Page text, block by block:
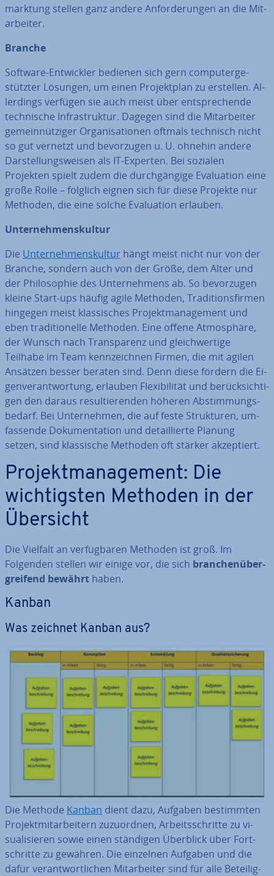
mark­tung stellen ganz andere An­for­de­run­gen an die Mit­
ar­bei­ter.
Branche
Software-Ent­wick­ler bedienen sich gern com­pu­ter­ge­
stütz­ter Lösungen, um einen Pro­jekt­plan zu erstellen. Al­
ler­dings verfügen sie auch meist über ent­spre­chen­de
tech­ni­sche In­fra­struk­tur. Dagegen sind die Mit­ar­bei­ter
ge­mein­nüt­zi­ger Or­ga­ni­sa­tio­nen oftmals technisch nicht
so gut vernetzt und be­vor­zu­gen u. U. ohnehin andere
Dar­stel­lungs­wei­sen als IT-Experten. Bei sozialen
Projekten spielt zudem die durch­gän­gi­ge Eva­lua­ti­on eine
große Rolle – folglich eignen sich für diese Projekte nur
Methoden, die eine solche Eva­lua­ti­on erlauben.
Un­ter­neh­mens­kul­tur
Die Un­ter­neh­mens­kul­tur hängt meist nicht nur von der
Branche, sondern auch von der Größe, dem Alter und
der Phi­lo­so­phie des Un­ter­neh­mens ab. So be­vor­zu­gen
kleine Start-ups häufig agile Methoden, Tra­di­ti­ons­fir­men
hingegen meist klas­si­sches Pro­jekt­ma­nage­ment und
eben tra­di­tio­nel­le Methoden. Eine offene At­mo­sphä­re,
der Wunsch nach Trans­pa­renz und gleich­wer­ti­ge
Teilhabe im Team kenn­zeich­nen Firmen, die mit agilen
Ansätzen besser beraten sind. Denn diese fördern die Ei­
gen­ver­ant­wor­tung, erlauben Fle­xi­bi­li­tät und be­rück­sich­ti­
gen den daraus re­sul­tie­ren­den höheren Ab­stim­mungs­
be­darf. Bei Un­ter­neh­men, die auf feste Struk­tu­ren, um­
fas­sen­de Do­ku­men­ta­ti­on und de­tail­lier­te Planung
setzen, sind klas­si­sche Methoden oft stärker ak­zep­tiert.
Pro­jekt­ma­nage­ment: Die
wich­tigs­ten Methoden in der
Übersicht
Die Vielfalt an ver­füg­ba­ren Methoden ist groß. Im
Folgenden stellen wir einige vor, die sich bran­chen­über­
grei­fend bewährt haben.
Kanban
Was zeichnet Kanban aus?
Die Methode Kanban dient dazu, Aufgaben be­stimm­ten
Pro­jekt­mit­ar­bei­tern zu­zu­ord­nen, Ar­beits­schrit­te zu vi­
sua­li­sie­ren sowie einen ständigen Überblick über Fort­
schrit­te zu gewähren. Die einzelnen Aufgaben und die
dafür ver­ant­wort­li­chen Mit­ar­bei­ter sind für alle Be­tei­lig­